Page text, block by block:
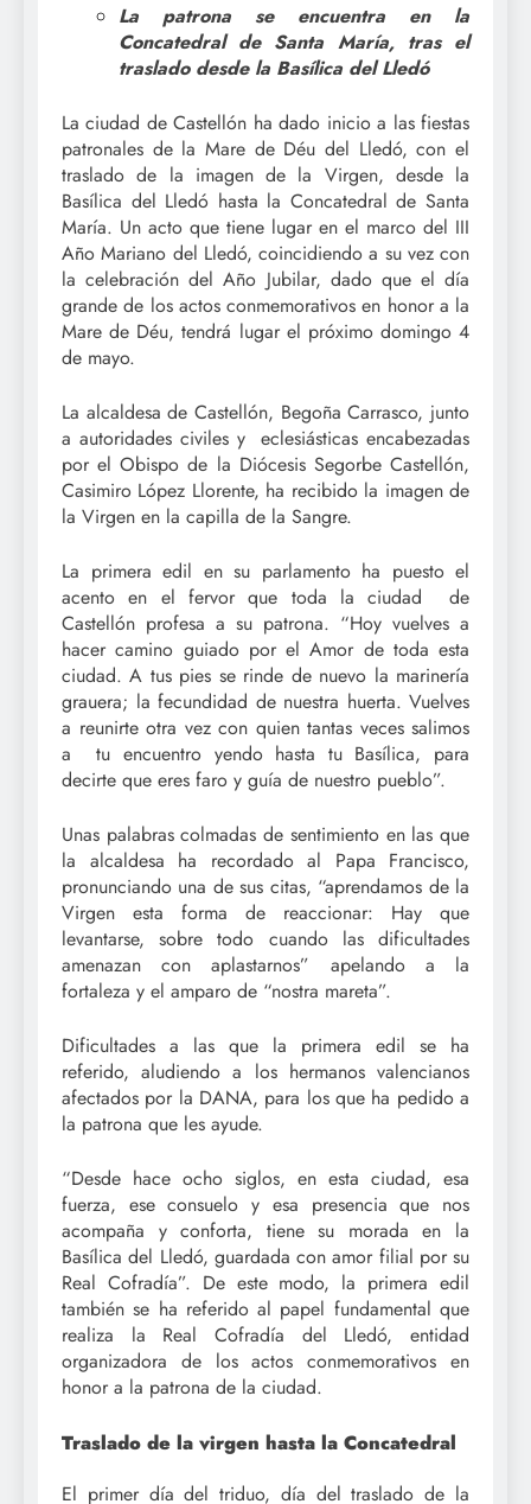
La patrona se encuentra en la
Concatedral de Santa María, tras el
traslado desde la Basílica del Lledó
La ciudad de Castellón ha dado inicio a las fiestas
patronales de la Mare de Déu del Lledó, con el
traslado de la imagen de la Virgen, desde la
Basílica del Lledó hasta la Concatedral de Santa
María. Un acto que tiene lugar en el marco del III
Año Mariano del Lledó, coincidiendo a su vez con
la celebración del Año Jubilar, dado que el día
grande de los actos conmemorativos en honor a la
Mare de Déu, tendrá lugar el próximo domingo 4
de mayo.
La alcaldesa de Castellón, Begoña Carrasco, junto
a autoridades civiles y eclesiásticas encabezadas
por el Obispo de la Diócesis Segorbe Castellón,
Casimiro López Llorente, ha recibido la imagen de
la Virgen en la capilla de la Sangre.
La primera edil en su parlamento ha puesto el
acento en el fervor que toda la ciudad de
Castellón profesa a su patrona. “Hoy vuelves a
hacer camino guiado por el Amor de toda esta
ciudad. A tus pies se rinde de nuevo la marinería
grauera; la fecundidad de nuestra huerta. Vuelves
a reunirte otra vez con quien tantas veces salimos
a tu encuentro yendo hasta tu Basílica, para
decirte que eres faro y guía de nuestro pueblo”.
Unas palabras colmadas de sentimiento en las que
la alcaldesa ha recordado al Papa Francisco,
pronunciando una de sus citas, “aprendamos de la
Virgen esta forma de reaccionar: Hay que
levantarse, sobre todo cuando las dificultades
amenazan con aplastarnos” apelando a la
fortaleza y el amparo de “nostra mareta”.
Dificultades a las que la primera edil se ha
referido, aludiendo a los hermanos valencianos
afectados por la DANA, para los que ha pedido a
la patrona que les ayude.
“Desde hace ocho siglos, en esta ciudad, esa
fuerza, ese consuelo y esa presencia que nos
acompaña y conforta, tiene su morada en la
Basílica del Lledó, guardada con amor filial por su
Real Cofradía”. De este modo, la primera edil
también se ha referido al papel fundamental que
realiza la Real Cofradía del Lledó, entidad
organizadora de los actos conmemorativos en
honor a la patrona de la ciudad.
Traslado de la virgen hasta la Concatedral
El primer día del triduo, día del traslado de la